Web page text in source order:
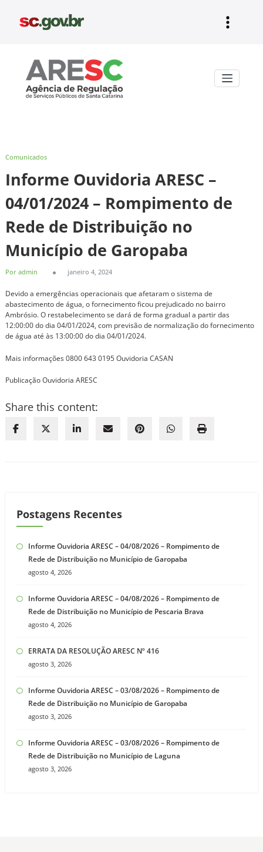
Comunicados
Informe Ouvidoria ARESC –
04/01/2024 – Rompimento de
Rede de Distribuição no
Município de Garopaba
Por admin janeiro 4, 2024
Devido a emergências operacionais que afetaram o sistema de
abastecimento de água, o fornecimento ficou prejudicado no bairro
Ambrósio. O restabelecimento se dará de forma gradual a partir das
12:00:00 do dia 04/01/2024, com previsão de normalização do fornecimento
de água até às 13:00:00 do dia 04/01/2024.
Mais informações 0800 643 0195 Ouvidoria CASAN
Publicação Ouvidoria ARESC
Share this content:
Postagens Recentes
Informe Ouvidoria ARESC – 04/08/2026 – Rompimento de
Rede de Distribuição no Município de Garopaba
agosto 4, 2026
Informe Ouvidoria ARESC – 04/08/2026 – Rompimento de
Rede de Distribuição no Município de Pescaria Brava
agosto 4, 2026
ERRATA DA RESOLUÇÃO ARESC Nº 416
agosto 3, 2026
Informe Ouvidoria ARESC – 03/08/2026 – Rompimento de
Rede de Distribuição no Município de Garopaba
agosto 3, 2026
Informe Ouvidoria ARESC – 03/08/2026 – Rompimento de
Rede de Distribuição no Município de Laguna
agosto 3, 2026